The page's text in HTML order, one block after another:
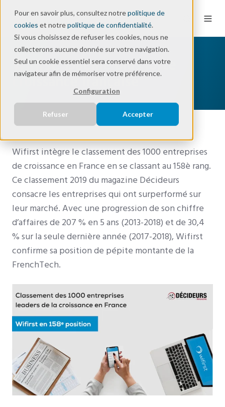
Pour en savoir plus, consultez notrepolitique de
cookies et notrepolitique de confidentialité.
Si vous choisissez de refuser les cookies, nous ne
collecterons aucune donnée sur votre navigation.
Seul un cookie essentiel sera conservé dans votre
navigateur afin de mémoriser votre préférence.
Configuration
Refuser Accepter
Wifirst, 158ème plus forte
croissance française
Wifirst intègre le classement des 1000 entreprises
de croissance en France en se classant au 158è rang.
Ce classement 2019 du magazine Décideurs
consacre les entreprises qui ont surperformé sur
leur marché. Avec une progression de son chiffre
d’affaires de 207 % en 5 ans (2013-2018) et de 30,4
% sur la seule dernière année (2017-2018), Wifirst
confirme sa position de pépite montante de la
FrenchTech.